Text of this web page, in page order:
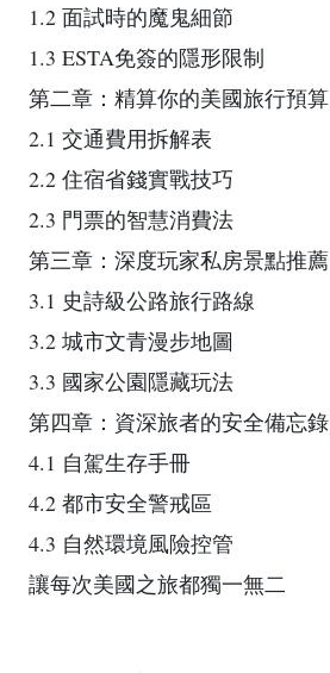
1.2 面試時的魔鬼細節
1.3 ESTA免簽的隱形限制
第二章：精算你的美國旅行預算
2.1 交通費用拆解表
2.2 住宿省錢實戰技巧
2.3 門票的智慧消費法
第三章：深度玩家私房景點推薦
3.1 史詩級公路旅行路線
3.2 城市文青漫步地圖
3.3 國家公園隱藏玩法
第四章：資深旅者的安全備忘錄
4.1 自駕生存手冊
4.2 都市安全警戒區
4.3 自然環境風險控管
讓每次美國之旅都獨一無二